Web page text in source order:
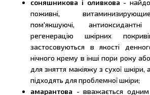
соняшникова і оливкова -
поживні,
пом'якшуючі,
регенерацію шкірних
застосовуються в якості
нічного крему в інші пори року
для зняття макіяжу з сухої шкіри,
підходять для проблемної шкіри;
амарантова - вважається